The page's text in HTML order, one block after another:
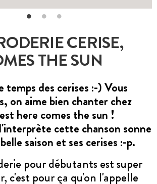
CERISE,
THE SUN
temps des cerises :-) Vous
on aime bien chanter chez
here comes the sun !
cette chanson sonne
saison et ses cerises :-p.
pour débutants est super
c'est pour ça qu'on l'appelle